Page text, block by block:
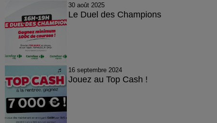
30 août 2025
Le Duel des Champions
16 septembre 2024
Jouez au Top Cash !